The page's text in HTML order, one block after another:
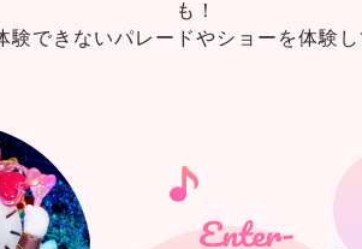
も！
験できないパレードやショーを体験